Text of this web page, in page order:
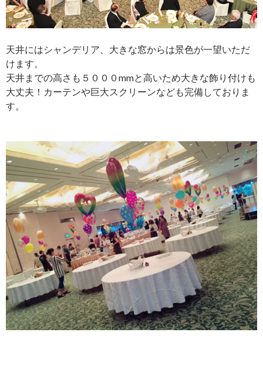
天井にはシャンデリア、大きな窓からは景色が一望いただ
けます。
天井までの高さも５０００mmと高いため大きな飾り付けも
大丈夫！カーテンや巨大スクリーンなども完備しておりま
す。